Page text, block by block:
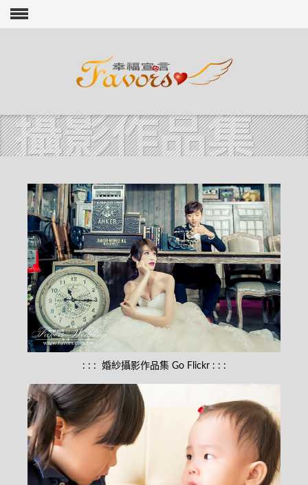
Skip to content
攝影作品集
: : : 婚紗攝影作品集Go Flickr: : :